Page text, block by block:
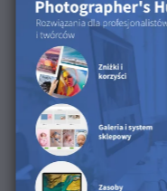
7. Wszystkie obrazy
umieszczone na